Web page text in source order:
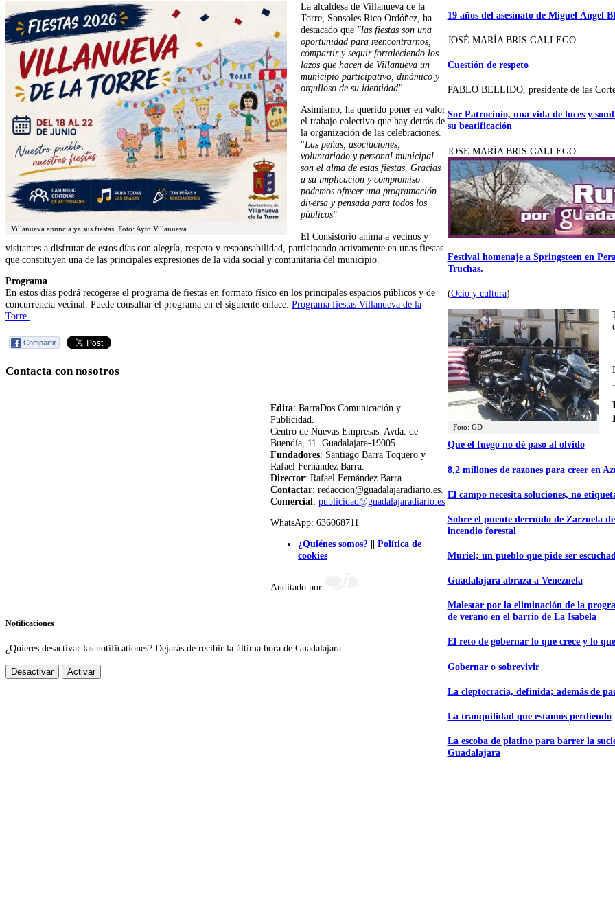
Villanueva anuncia ya sus fiestas. Foto: Ayto Villanueva.
La alcaldesa de Villanueva de la
Torre, Sonsoles Rico Ordóñez, ha
destacado que "las fiestas son una
oportunidad para reencontrarnos,
compartir y seguir fortaleciendo los
lazos que hacen de Villanueva un
municipio participativo, dinámico y
orgulloso de su identidad"
Asimismo, ha querido poner en valor
el trabajo colectivo que hay detrás de
la organización de las celebraciones.
"Las peñas, asociaciones,
voluntariado y personal municipal
son el alma de estas fiestas. Gracias
a su implicación y compromiso
podemos ofrecer una programación
diversa y pensada para todos los
públicos"
El Consistorio anima a vecinos y
visitantes a disfrutar de estos días con alegría, respeto y responsabilidad, participando activamente en unas fiestas
que constituyen una de las principales expresiones de la vida social y comunitaria del municipio.
Programa
En estos días podrá recogerse el programa de fiestas en formato físico en los principales espacios públicos y de
concurrencia vecinal. Puede consultar el programa en el siguiente enlace. Programa fiestas Villanueva de la
Torre.
Compartir
19 años del asesinato de Miguel Ángel
JOSÉ MARÍA BRIS GALLEGO
Cuestión de respeto
PABLO BELLIDO, presidente de las
Sor Patrocinio, una vida de luces y
su beatificación
JOSE MARÍA BRIS GALLEGO
Festival homenaje a Springsteen en
Truchas.
(Ocio y cultura)
Foto: GD
Que el fuego no dé paso al olvido
8,2 millones de razones para creer en
El campo necesita soluciones, no
Sobre el puente derruído de Zarzuela
incendio forestal
Muriel; un pueblo que pide ser
Guadalajara abraza a Venezuela
Malestar por la eliminación de la
de verano en el barrio de La Isabela
El reto de gobernar lo que crece y lo
Gobernar o sobrevivir
La cleptocracia, definida; además de
La tranquilidad que estamos perdiendo
La escoba de platino para barrer la
Guadalajara
Contacta con nosotros
Edita: BarraDos Comunicación y
Publicidad.
Centro de Nuevas Empresas. Avda. de
Buendía, 11. Guadalajara-19005.
Fundadores: Santiago Barra Toquero y
Rafael Fernández Barra.
Director: Rafael Fernández Barra
Contactar: redaccion@guadalajaradiario.es.
Comercial: publicidad@guadalajaradiario.es
WhatsApp: 636068711
¿Quiénes somos? || Política de
cookies
Auditado por
Notificaciones
¿Quieres desactivar las notificationes? Dejarás de recibir la última hora de Guadalajara.
Desactivar Activar